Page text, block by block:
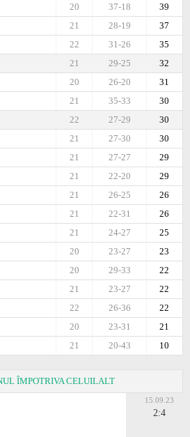
39
37-18
20
37
28-19
21
35
31-26
22
32
29-25
21
31
26-20
20
30
35-33
21
30
27-29
22
30
27-30
21
29
27-27
21
29
22-20
21
26
26-25
21
26
22-31
21
25
24-27
21
23
23-27
20
22
29-33
20
22
23-27
21
22
26-36
22
21
23-31
20
10
20-43
21
ÎMPOTRIVA CELUILALT
15.09.23
2:4